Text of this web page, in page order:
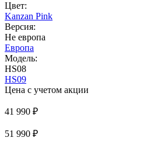
Цвет:
Kanzan Pink
Версия:
Не европа
Европа
Модель:
HS08
HS09
Цена с учетом акции
41 990 ₽
51 990 ₽